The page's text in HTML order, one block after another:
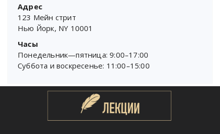
Адрес
123 Мейн стрит
Нью Йорк, NY 10001
Часы
Понедельник—пятница: 9:00–17:00
Суббота и воскресенье: 11:00–15:00